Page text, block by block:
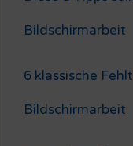
Bildschirmarbeit
6 klassische
Bildschirmarbeit